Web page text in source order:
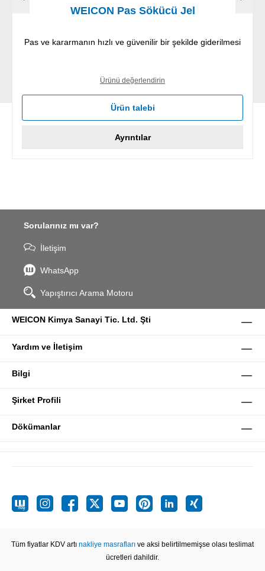
WEICON Pas Sökücü Jel
Pas ve kararmanın hızlı ve güvenilir bir şekilde giderilmesi
Ürünü değerlendirin
Ürün talebi
Ayrıntılar
Sorularınız mı var?
İletişim
WhatsApp
Yapıştırıcı Arama Motoru
WEICON Kimya Sanayi Tic. Ltd. Şti
Yardım ve İletişim
Bilgi
Şirket Profili
Dökümanlar
Tüm fiyatlar KDV artı nakliye masrafları ve aksi belirtilmemişse olası teslimat
ücretleri dahildir.